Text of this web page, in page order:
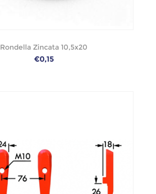
Rondella Zincata 10,5x20
€0,15